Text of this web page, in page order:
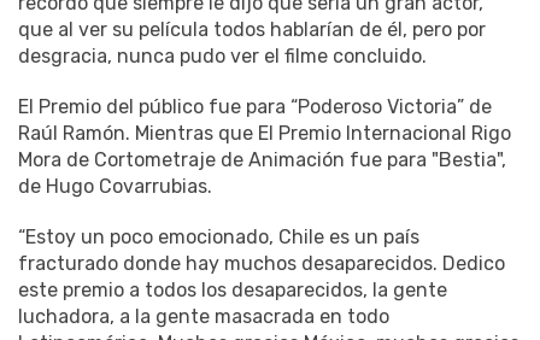
desgracia, nunca pudo ver el filme concluido.
El Premio del público fue para “Poderoso Victoria” de
Mora de Cortometraje de Animación fue para "Bestia",
de Hugo Covarrubias.
“Estoy un poco emocionado, Chile es un país
este premio a todos los desaparecidos, la gente
luchadora, a la gente masacrada en todo
Latinoamérica. Muchas gracias México, muchas gracias
Guadalajara, este premio es para ellos”, dijo Hugo